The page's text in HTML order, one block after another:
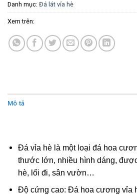
Danh mục: Đá lát vỉa hè
Xem trên:
Mô tả
Đá vỉa hè là một loại đá hoa
thước lớn, nhiều hình dáng,
hè, lối đi, sân vườn…
Độ cứng cao: Đá hoa cương vỉa